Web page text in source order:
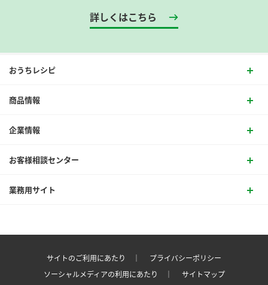
詳しくはこちら
おうちレシピ
商品情報
企業情報
お客様相談センター
業務用サイト
サイトのご利用にあたり ｜
プライバシーポリシー
ソーシャルメディアの利用にあたり ｜
サイトマップ